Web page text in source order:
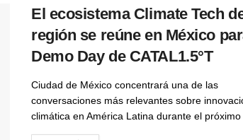
El ecosistema Climate Tech
región se reúne en México
Demo Day de CATAL1.5°T
Ciudad de México concentrará una de las
conversaciones más relevantes sobre
climática en América Latina durante el próximo